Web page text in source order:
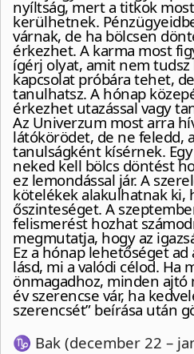
nyíltság, mert a titkok
kerülhetnek.
várnak, de ha bölcsen
érkezhet. A karma most
ígérj olyat, amit nem
kapcsolat próbára tehet,
tanulhatsz. A hónap
érkezhet utazással vagy
Az Univerzum most arra
látókörödet, de ne feledd,
tanulságként kísérnek.
neked kell bölcs döntést
ez lemondással jár. A
kötelékek alakulhatnak ki,
őszinteséget. A
felismerést hozhat
megmutatja, hogy az
Ez a hónap lehetőséget
lásd, mi a valódi célod. Ha
önmagadhoz, minden
év szerencse vár, ha
szerencsét” beírása után
♑ Bak (december 22 –